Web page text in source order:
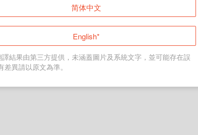
返回首頁
简体中文
English*
結果由第三方提供，未涵蓋圖片及系統文字，並可能存在誤
差異請以原文為準。